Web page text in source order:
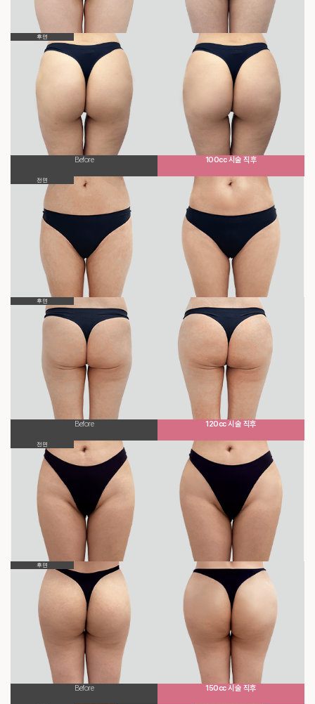
후면
Before 100cc 시술 직후
전면
후면
Before 120cc 시술 직후
전면
후면
Before 150cc 시술 직후